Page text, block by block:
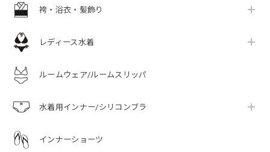
袴・浴衣・髪飾り
レディース水着
ルームウェア/ルームスリッパ
水着用インナー/シリコンブラ
インナーショーツ